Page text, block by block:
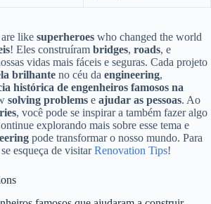
are like superheroes who changed the world
! Eles construíram bridges, roads, e
vidas mais fáceis e seguras. Cada projeto
brilhante no céu da engineering,
histórica de engenheiros famosos na
solving problems e ajudar as pessoas. Ao
, você pode se inspirar a também fazer algo
explorando mais sobre esse tema e
pode transformar o nosso mundo. Para
esqueça de visitarRenovation Tips!